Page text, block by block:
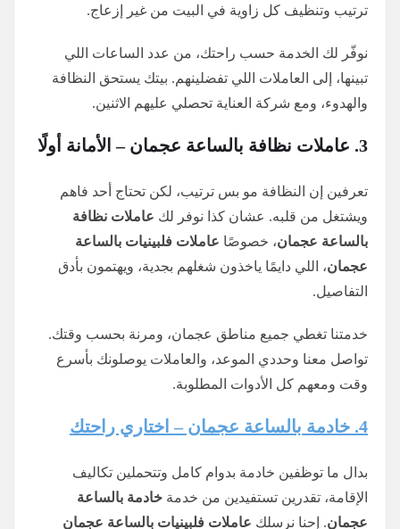
ترتيب وتنظيف كل زاوية في البيت من غير إزعاج.
نوفّر لك الخدمة حسب راحتك، من عدد الساعات اللي
تبينها، إلى العاملات اللي تفضلينهم. بيتك يستحق النظافة
والهدوء، ومع شركة العناية تحصلي عليهم الاثنين.
3. عاملات نظافة بالساعة عجمان – الأمانة أولًا
تعرفين إن النظافة مو بس ترتيب، لكن تحتاج أحد فاهم
ويشتغل من قلبه. عشان كذا نوفر لك عاملات نظافة
بالساعة عجمان، خصوصًا عاملات فلبينيات بالساعة
عجمان، اللي دايمًا ياخذون شغلهم بجدية، ويهتمون بأدق
التفاصيل.
خدمتنا تغطي جميع مناطق عجمان، ومرنة بحسب وقتك.
تواصل معنا وحددي الموعد، والعاملات يوصلونك بأسرع
وقت ومعهم كل الأدوات المطلوبة.
4. خادمة بالساعة عجمان – اختاري راحتك
بدال ما توظفين خادمة بدوام كامل وتتحملين تكاليف
الإقامة، تقدرين تستفيدين من خدمة خادمة بالساعة
عجمان. إحنا نرسلك عاملات فلبينيات بالساعة عجمان